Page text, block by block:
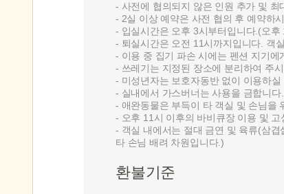
- 사전에 협의되지 않은 인원 추가 및 최
- 2실 이상 예약은 사전 협의 후 예약하
- 입실시간은 오후 3시부터입니다.(오
- 퇴실시간은 오전 11시까지입니다. 객
- 이용 중 집기 파손 시에는 펜션 지기에
- 쓰레기는 지정된 장소에 분리하여 주
- 미성년자는 보호자동반 없이 이용하실
- 실내에서 가스버너는 사용을 금합니다.
- 애완동물은 부득이 타 객실 및 손님을
- 오후 11시 이후의 바비큐장 이용 및
- 객실 내에서는 절대 금연 및 육류(삼
타 손님 배려 차원입니다.)
환불기준